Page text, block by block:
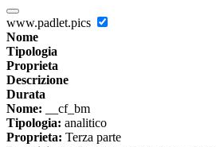
www.padlet.pics
Nome
Tipologia
Proprieta
Descrizione
Durata
Nome: __cf_bm
Tipologia: analitico
Proprieta: Terza parte